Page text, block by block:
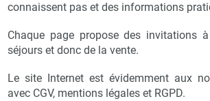
connaissent pas et des informations
Chaque page propose des invitations
séjours et donc de la vente.
Le site Internet est évidemment aux
avec CGV, mentions légales et RGPD.